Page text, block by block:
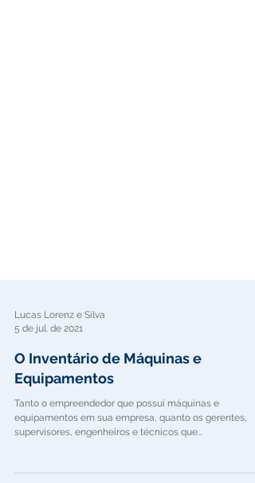
Lucas Lorenz e Silva
5 de jul. de 2021
O Inventário de Máquinas e
Equipamentos
equipamentos em sua empresa, quanto os gerentes,